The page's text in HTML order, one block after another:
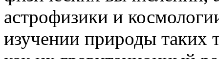
астрофизики и
изучении природы таких